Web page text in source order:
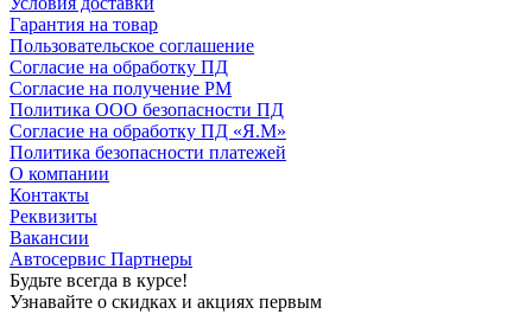
Гарантия на товар
Пользовательское соглашение
Согласие на обработку ПД
Согласие на получение РМ
Политика ООО безопасности ПД
Согласие на обработку ПД «Я.М»
Политика безопасности платежей
О компании
Контакты
Реквизиты
Вакансии
Автосервис Партнеры
Будьте всегда в курсе!
Узнавайте о скидках и акциях первым